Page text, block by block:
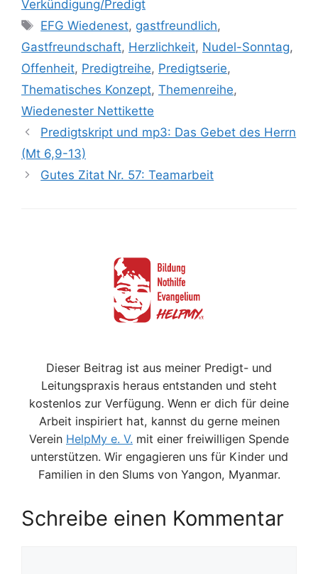
Verkündigung/Predigt
Schlagwörter
EFG Wiedenest, gastfreundlich,
Gastfreundschaft, Herzlichkeit, Nudel-Sonntag,
Offenheit, Predigtreihe, Predigtserie,
Thematisches Konzept, Themenreihe,
Wiedenester Nettikette
Predigtskript und mp3: Das Gebet des Herrn
(Mt 6,9-13)
Gutes Zitat Nr. 57: Teamarbeit
Dieser Beitrag ist aus meiner Predigt- und
Leitungspraxis heraus entstanden und steht
kostenlos zur Verfügung. Wenn er dich für deine
Arbeit inspiriert hat, kannst du gerne meinen
Verein HelpMy e. V. mit einer freiwilligen Spende
unterstützen. Wir engagieren uns für Kinder und
Familien in den Slums von Yangon, Myanmar.
Schreibe einen Kommentar